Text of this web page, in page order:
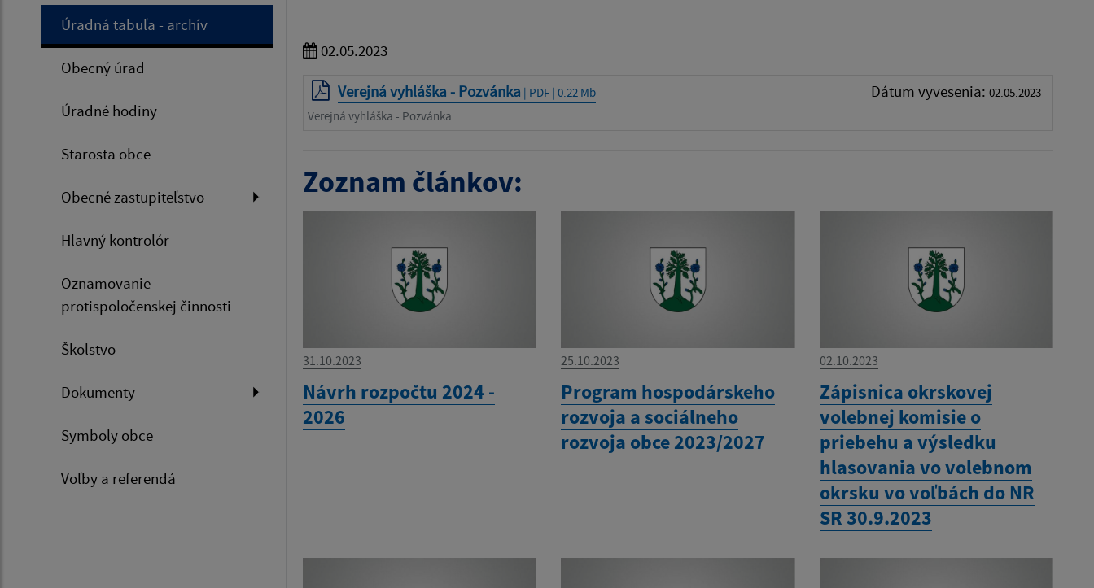
Úradná tabuľa - archív
Obecný úrad
Úradné hodiny
Starosta obce
Obecné zastupiteľstvo
Hlavný kontrolór
Oznamovanie
protispoločenskej činnosti
Školstvo
Dokumenty
Symboly obce
Voľby a referendá
02.05.2023
Verejná vyhláška - Pozvánka | PDF | 0.22 Mb Dátum vyvesenia: 02.05.2023
Verejná vyhláška - Pozvánka
Zoznam článkov:
31.10.2023
Návrh rozpočtu 2024 -
2026
25.10.2023
Program hospodárskeho
rozvoja a sociálneho
rozvoja obce 2023/2027
02.10.2023
Zápisnica okrskovej
volebnej komisie o
priebehu a výsledku
hlasovania vo volebnom
okrsku vo voľbách do NR
SR 30.9.2023